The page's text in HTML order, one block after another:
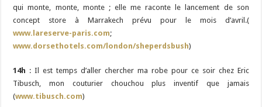
qui monte, monte, monte ; elle me raconte le lancement de son
concept store à Marrakech prévu pour le mois d’avril.(
www.lareserve-paris.com;
www.dorsethotels.com/london/sheperdsbush)
14h : Il est temps d’aller chercher ma robe pour ce soir chez Eric
Tibusch, mon couturier chouchou plus inventif que jamais
(www.tibusch.com)